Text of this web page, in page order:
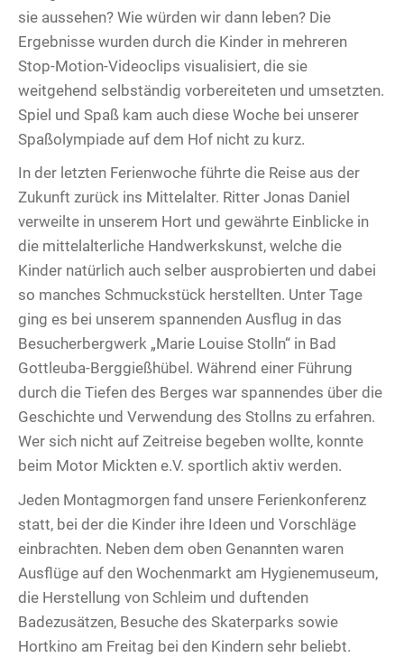
sie aussehen? Wie würden wir dann leben? Die
Ergebnisse wurden durch die Kinder in mehreren
Stop-Motion-Videoclips visualisiert, die sie
weitgehend selbständig vorbereiteten und umsetzten.
Spiel und Spaß kam auch diese Woche bei unserer
Spaßolympiade auf dem Hof nicht zu kurz.
In der letzten Ferienwoche führte die Reise aus der
Zukunft zurück ins Mittelalter. Ritter Jonas Daniel
verweilte in unserem Hort und gewährte Einblicke in
die mittelalterliche Handwerkskunst, welche die
Kinder natürlich auch selber ausprobierten und dabei
so manches Schmuckstück herstellten. Unter Tage
ging es bei unserem spannenden Ausflug in das
Besucherbergwerk „Marie Louise Stolln“ in Bad
Gottleuba-Berggießhübel. Während einer Führung
durch die Tiefen des Berges war spannendes über die
Geschichte und Verwendung des Stollns zu erfahren.
Wer sich nicht auf Zeitreise begeben wollte, konnte
beim Motor Mickten e.V. sportlich aktiv werden.
Jeden Montagmorgen fand unsere Ferienkonferenz
statt, bei der die Kinder ihre Ideen und Vorschläge
einbrachten. Neben dem oben Genannten waren
Ausflüge auf den Wochenmarkt am Hygienemuseum,
die Herstellung von Schleim und duftenden
Badezusätzen, Besuche des Skaterparks sowie
Hortkino am Freitag bei den Kindern sehr beliebt.